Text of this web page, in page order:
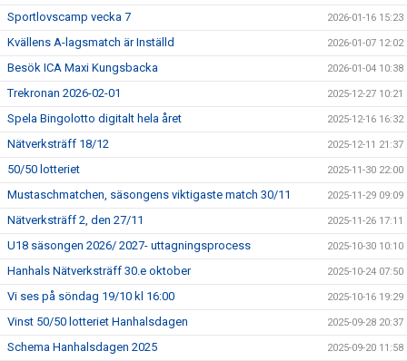
Sportlovscamp vecka 7 2026-01-16 15:23
Kvällens A-lagsmatch är Inställd 2026-01-07 12:02
Besök ICA Maxi Kungsbacka 2026-01-04 10:38
Trekronan 2026-02-01 2025-12-27 10:21
Spela Bingolotto digitalt hela året 2025-12-16 16:32
Nätverksträff 18/12 2025-12-11 21:37
50/50 lotteriet 2025-11-30 22:00
Mustaschmatchen, säsongens viktigaste match 30/11 2025-11-29 09:09
Nätverksträff 2, den 27/11 2025-11-26 17:11
U18 säsongen 2026/ 2027- uttagningsprocess 2025-10-30 10:10
Hanhals Nätverksträff 30.e oktober 2025-10-24 07:50
Vi ses på söndag 19/10 kl 16:00 2025-10-16 19:29
Vinst 50/50 lotteriet Hanhalsdagen 2025-09-28 20:37
Schema Hanhalsdagen 2025 2025-09-20 11:58